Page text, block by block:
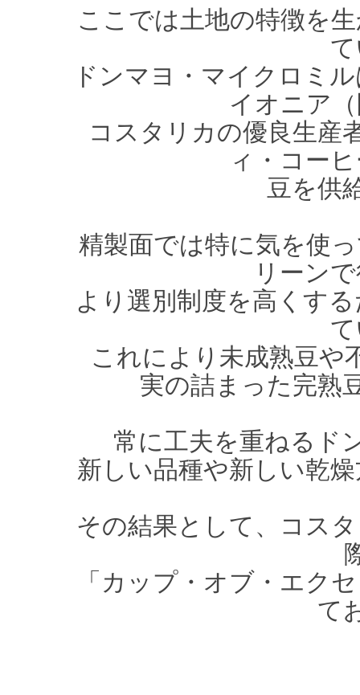
ここでは土地の特徴を
ドンマヨ・マイクロミ
イオニア
コスタリカの優良生産
ィ・コー
豆を供
精製面では特に気を使
リーン
より選別制度を高くす
これにより未成熟豆や
実の詰まった完熟
常に工夫を重ねるド
新しい品種や新しい乾
その結果として、コス
「カップ・オブ・エク
て